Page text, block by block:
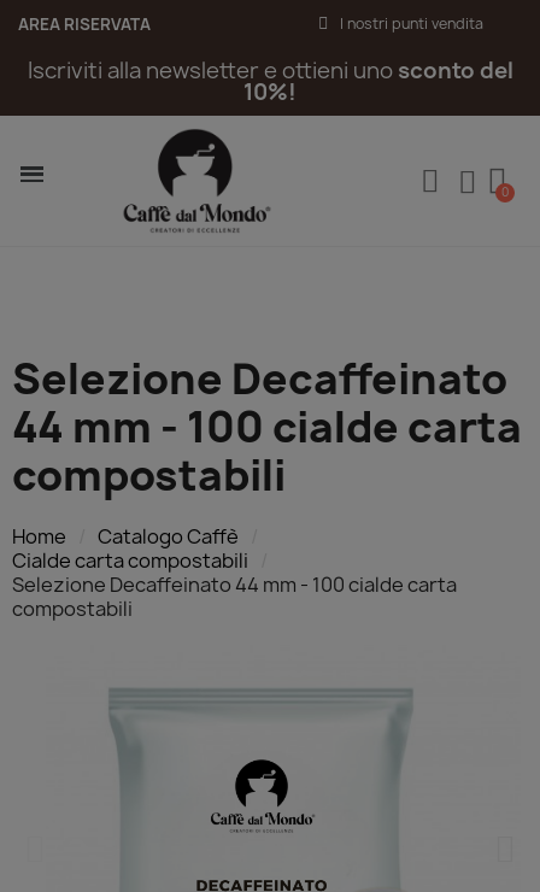
AREA RISERVATA I nostri punti vendita
Iscriviti alla newsletter e ottieni unosconto del
10%!
Selezione Decaffeinato
44 mm - 100 cialde carta
compostabili
Home
Catalogo Caffè
Cialde carta compostabili
Selezione Decaffeinato 44 mm - 100 cialde carta
compostabili